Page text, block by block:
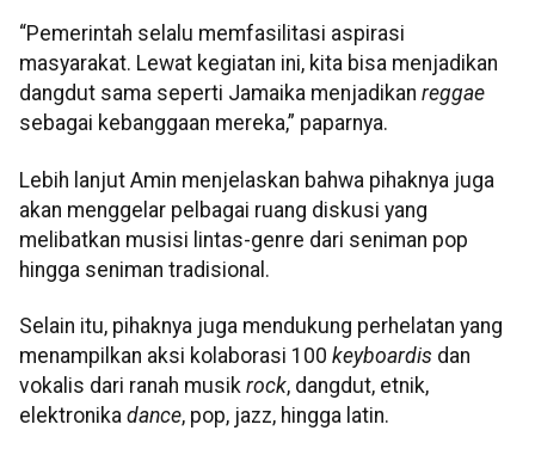
“Pemerintah selalu memfasilitasi aspirasi
masyarakat. Lewat kegiatan ini, kita bisa menjadikan
dangdut sama seperti Jamaika menjadikan reggae
sebagai kebanggaan mereka,” paparnya.
Lebih lanjut Amin menjelaskan bahwa pihaknya juga
akan menggelar pelbagai ruang diskusi yang
melibatkan musisi lintas-genre dari seniman pop
hingga seniman tradisional.
Selain itu, pihaknya juga mendukung perhelatan yang
menampilkan aksi kolaborasi 100 keyboardis dan
vokalis dari ranah musik rock, dangdut, etnik,
elektronika dance, pop, jazz, hingga latin.